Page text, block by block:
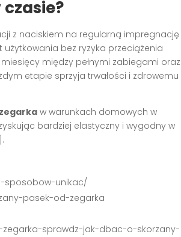
z naciskiem na regularną impregnację
bez ryzyka przeciążenia
między pełnymi zabiegami oraz
etapie sprzyja trwałości i zdrowemu
w warunkach domowych w
bardziej elastyczny i wygodny w
sposobow-unikac/
pasek-od-zegarka
sprawdz-jak-dbac-o-skorzany-